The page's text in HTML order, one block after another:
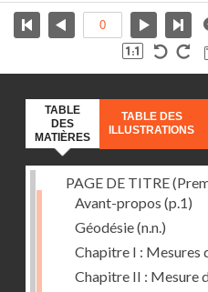
TABLE
DES
MATIÈRES
TABLE DES
ILLUSTRATIONS
PAGE DE TITRE
Avant-propos (p.1)
Géodésie(n.n.)
Chapitre I : Mesures
Chapitre II : Mesure